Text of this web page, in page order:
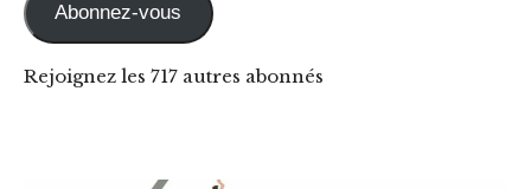
Abonnez-vous
Rejoignez les 717 autres abonnés